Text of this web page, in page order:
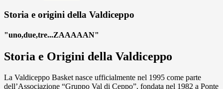
Storia e origini della Valdiceppo
"uno,due,tre...ZAAAAAN"
Storia e Origini della Valdiceppo
La Valdiceppo Basket nasce ufficialmente nel 1995 come parte
dell’Associazione “Gruppo Val di Ceppo”, fondata nel 1982 a Ponte